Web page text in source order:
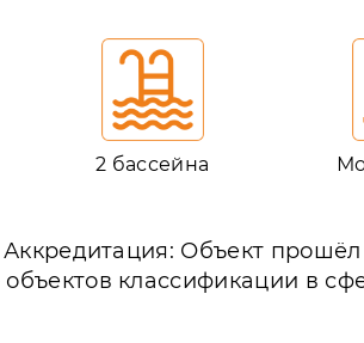
2 бассейна
Аккредитация: Объект
классификации в